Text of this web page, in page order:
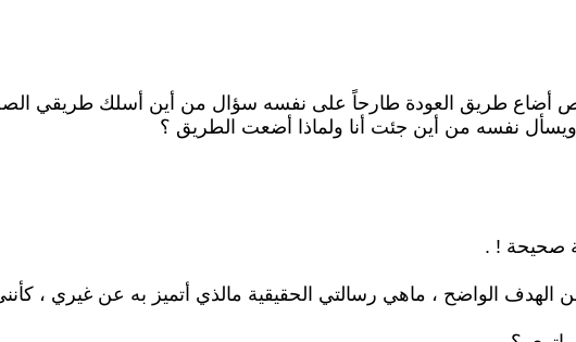
أضاع طريق العودة طارحاً على نفسه سؤال من أين أسلك طريقي
نفسه من أين جئت أنا ولماذا أضعت الطريق ؟
صحيحة ! .
الواضح ، ماهي رسالتي الحقيقية مالذي أتميز به عن غيري ،